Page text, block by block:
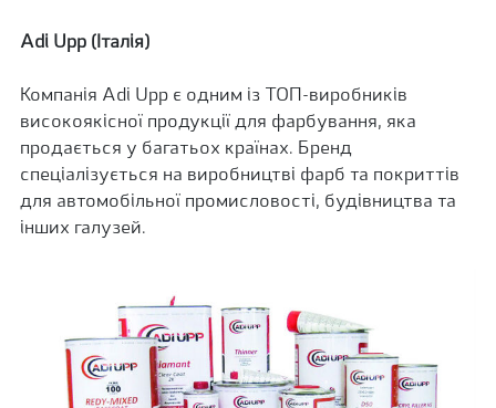
Adi Upp (Італія)
Компанія Adi Upp є одним із ТОП-виробників
високоякісної продукції для фарбування, яка
продається у багатьох країнах. Бренд
спеціалізується на виробництві фарб та покриттів
для автомобільної промисловості, будівництва та
інших галузей.